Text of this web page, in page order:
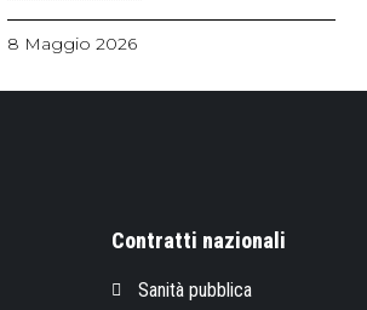
8 Maggio 2026
Contratti nazionali
Sanità pubblica